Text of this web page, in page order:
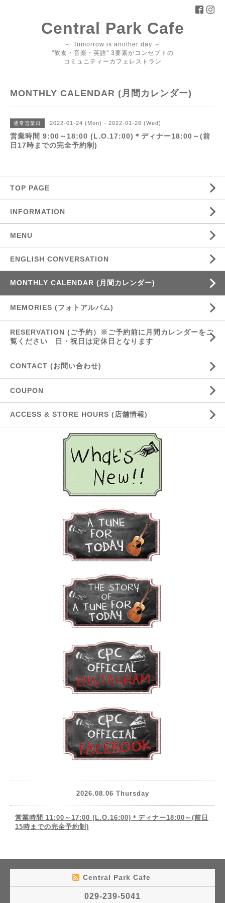
Central Park Cafe
～ Tomorrow is another day ～
"飲食・音楽・英語" 3要素がコンセプトの
コミュニティーカフェレストラン
MONTHLY CALENDAR (月間カレンダー)
通常営業日 2022-01-24 (Mon) - 2022-01-26 (Wed)
営業時間 9:00～18:00 (L.O.17:00)＊ディナー18:00～(前
日17時までの完全予約制)
TOP PAGE
INFORMATION
MENU
ENGLISH CONVERSATION
MONTHLY CALENDAR (月間カレンダー)
MEMORIES (フォトアルバム)
RESERVATION (ご予約）※ご予約前に月間カレンダーをご
覧ください 日・祝日は定休日となります
CONTACT (お問い合わせ)
COUPON
ACCESS & STORE HOURS (店舗情報)
2026.08.06 Thursday
営業時間 11:00～17:00 (L.O.16:00)＊ディナー18:00～(前日
15時までの完全予約制)
Central Park Cafe
029-239-5041